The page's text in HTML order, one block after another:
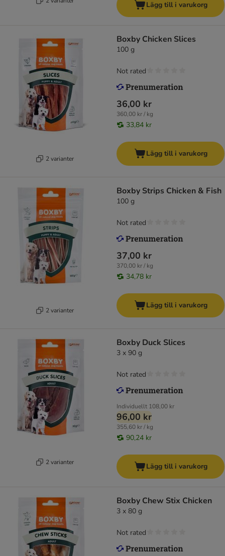
Lägg till i varukorg
2 varianter
Boxby Chicken Slices
100 g
36,00 kr
360,00 kr / kg
33,84 kr
Not rated
Lägg till i varukorg
2 varianter
Boxby Strips Chicken & Fish
100 g
37,00 kr
370,00 kr / kg
34,78 kr
Not rated
Lägg till i varukorg
2 varianter
Boxby Duck Slices
3 x 90 g
Individuellt 108,00 kr
96,00 kr
355,60 kr / kg
90,24 kr
Not rated
Lägg till i varukorg
Boxby Chew Stix Chicken
3 x 80 g
Not rated